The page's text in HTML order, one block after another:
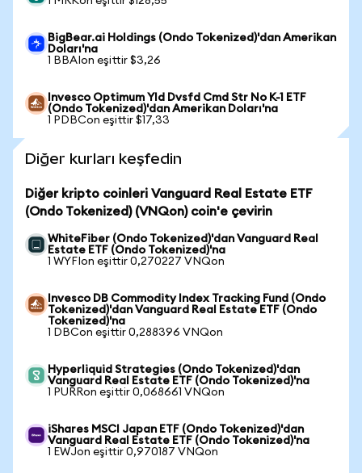
BigBear.ai Holdings (Ondo Tokenized)'dan Amerikan
Doları'na
1 BBAIon eşittir $3,26
Invesco Optimum Yld Dvsfd Cmd Str No K-1 ETF
(Ondo Tokenized)'dan Amerikan Doları'na
1 PDBCon eşittir $17,33
Diğer kurları keşfedin
Diğer kripto coinleri Vanguard Real Estate ETF
(Ondo Tokenized) (VNQon) coin'e çevirin
WhiteFiber (Ondo Tokenized)'dan Vanguard Real
Estate ETF (Ondo Tokenized)'na
1 WYFIon eşittir 0,270227 VNQon
Invesco DB Commodity Index Tracking Fund (Ondo
Tokenized)'dan Vanguard Real Estate ETF (Ondo
Tokenized)'na
1 DBCon eşittir 0,288396 VNQon
Hyperliquid Strategies (Ondo Tokenized)'dan
Vanguard Real Estate ETF (Ondo Tokenized)'na
1 PURRon eşittir 0,068661 VNQon
iShares MSCI Japan ETF (Ondo Tokenized)'dan
Vanguard Real Estate ETF (Ondo Tokenized)'na
1 EWJon eşittir 0,970187 VNQon